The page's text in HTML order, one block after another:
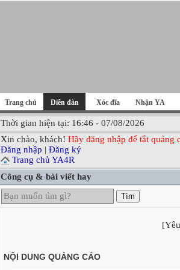
Trang chủ Diễn đàn Xóc đĩa Nhận YA
Thời gian hiện tại: 16:46 - 07/08/2026
Xin chào, khách! Hãy đăng nhập để tắt quảng
Đăng nhập | Đăng ký
Trang chủ YA4R
Công cụ & bài viết hay
Tìm